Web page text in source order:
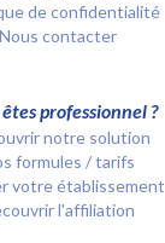
de confidentialité
Nous contacter
professionnel ?
notre solution
formules / tarifs
votre établissement
l'affiliation